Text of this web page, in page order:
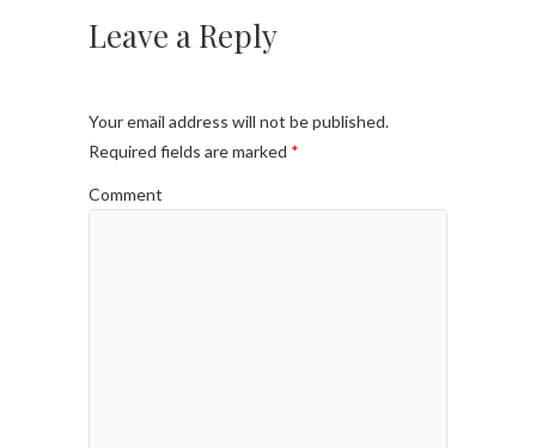
Leave a Reply
Your email address will not be published.
Required fields are marked *
Comment